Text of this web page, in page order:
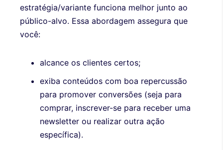
estratégia/variante funciona melhor junto ao
público-alvo. Essa abordagem assegura que
você:
alcance os clientes certos;
exiba conteúdos com boa repercussão
para promover conversões (seja para
comprar, inscrever-se para receber uma
newsletter ou realizar outra ação
específica).